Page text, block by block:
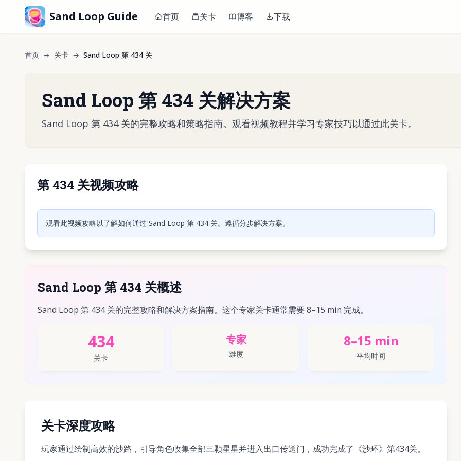
Sand Loop Guide 首页 关卡 博客 下载
首页 → 关卡 → Sand Loop 第 434 关
Sand Loop 第 434 关解决方案
Sand Loop 第 434 关的完整攻略和策略指南。观看视频教程并学习专家技巧以通过此关卡。
第 434 关视频攻略
观看此视频攻略以了解如何通过 Sand Loop 第 434 关。遵循分步解决方案。
Sand Loop 第 434 关概述
Sand Loop 第 434 关的完整攻略和解决方案指南。这个专家关卡通常需要 8–15 min 完成。
434
关卡
专家
难度
8–15 min
平均时间
关卡深度攻略
玩家通过绘制高效的沙路，引导角色收集全部三颗星星并进入出口传送门，成功完成了《沙环》第434关。